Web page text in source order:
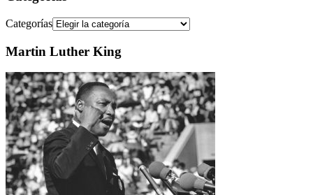
Categorías
Martin Luther King